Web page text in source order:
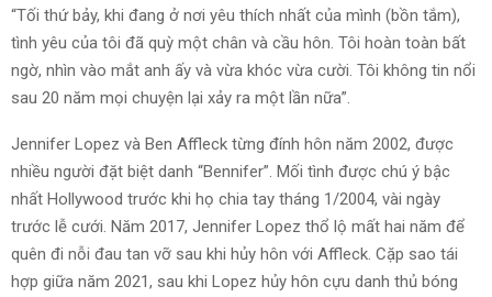
“Tối thứ bảy, khi đang ở nơi yêu thích nhất của mình (bồn tắm),
tình yêu của tôi đã quỳ một chân và cầu hôn. Tôi hoàn toàn bất
ngờ, nhìn vào mắt anh ấy và vừa khóc vừa cười. Tôi không tin nổi
sau 20 năm mọi chuyện lại xảy ra một lần nữa”.
Jennifer Lopez và Ben Affleck từng đính hôn năm 2002, được
nhiều người đặt biệt danh “Bennifer”. Mối tình được chú ý bậc
nhất Hollywood trước khi họ chia tay tháng 1/2004, vài ngày
trước lễ cưới. Năm 2017, Jennifer Lopez thổ lộ mất hai năm để
quên đi nỗi đau tan vỡ sau khi hủy hôn với Affleck. Cặp sao tái
hợp giữa năm 2021, sau khi Lopez hủy hôn cựu danh thủ bóng